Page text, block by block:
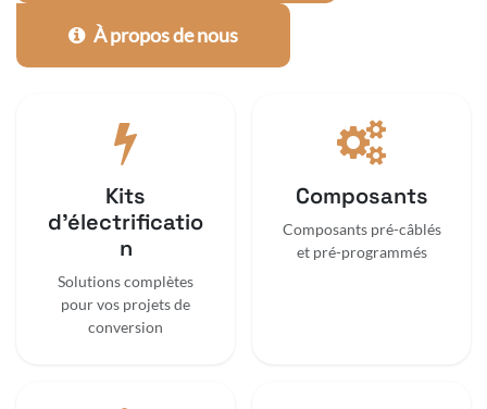
À propos de nous
Kits
d'électrificatio
n
Solutions complètes
pour vos projets de
conversion
Composants
Composants pré-câblés
et pré-programmés